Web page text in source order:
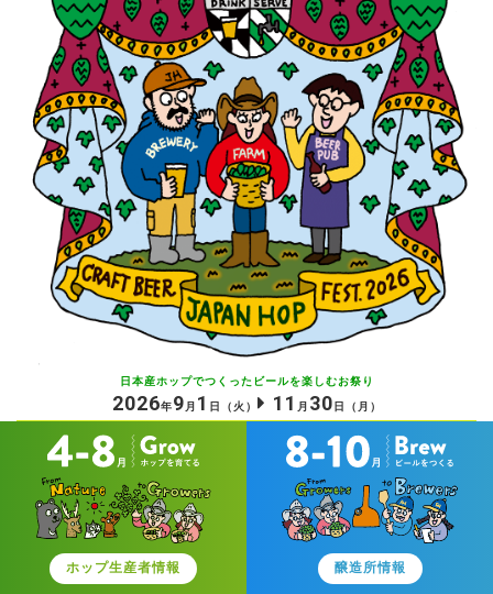
日本産ホップでつくったビールを楽しむお祭り
2026年9 月 1 日 （火） 11 月 30 日 （月）
ホップ生産者情報 醸造所情報